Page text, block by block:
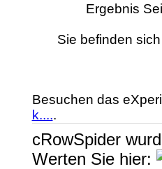
Ergebnis
Sie befinden
Besuchen das
k.....
cRowSpider
Werten Sie hier: